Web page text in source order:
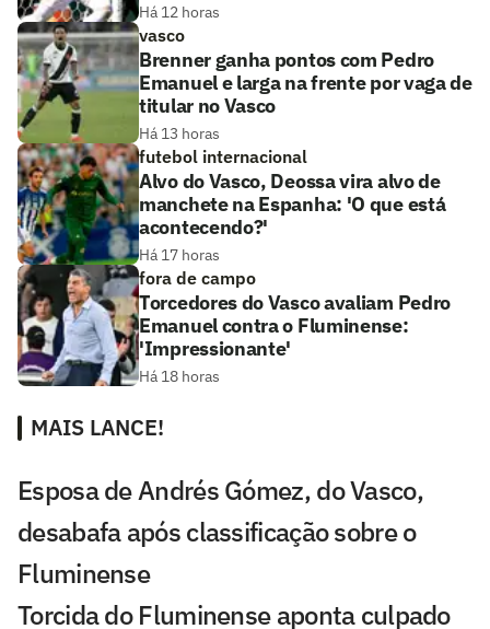
Há 12 horas
vasco
Brenner ganha pontos com Pedro
Emanuel e larga na frente por vaga de
titular no Vasco
Há 13 horas
futebol internacional
Alvo do Vasco, Deossa vira alvo de
manchete na Espanha: 'O que está
acontecendo?'
Há 17 horas
fora de campo
Torcedores do Vasco avaliam Pedro
Emanuel contra o Fluminense:
'Impressionante'
Há 18 horas
MAIS LANCE!
Esposa de Andrés Gómez, do Vasco,
desabafa após classificação sobre o
Fluminense
Torcida do Fluminense aponta culpado